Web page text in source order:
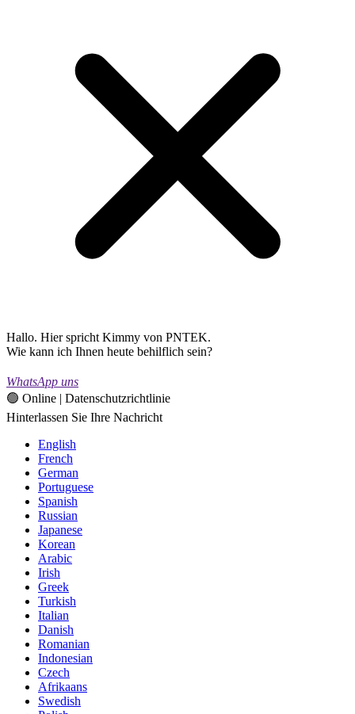
Hallo. Hier spricht Kimmy von PNTEK.
Wie kann ich Ihnen heute behilflich sein?
WhatsApp uns
🟢 Online | Datenschutzrichtlinie
Hinterlassen Sie Ihre Nachricht
English
French
German
Portuguese
Spanish
Russian
Japanese
Korean
Arabic
Irish
Greek
Turkish
Italian
Danish
Romanian
Indonesian
Czech
Afrikaans
Swedish